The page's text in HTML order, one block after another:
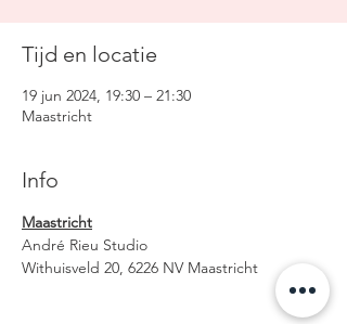
Tijd en locatie
19 jun 2024, 19:30 – 21:30
Maastricht
Info
Maastricht
André Rieu Studio
Withuisveld 20, 6226 NV Maastricht